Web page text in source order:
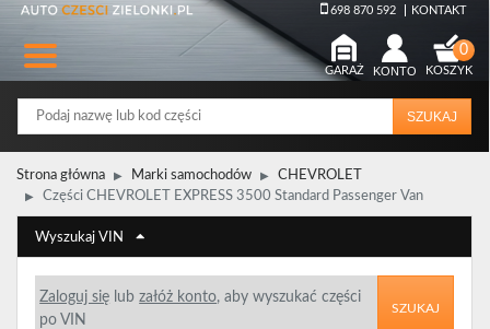
698 870 592 KONTAKT
GARAŻ KONTO KOSZYK
SZUKAJ
Strona główna Marki samochodów
CHEVROLET
Części CHEVROLET EXPRESS 3500 Standard Passenger Van
Wyszukaj VIN
Zaloguj się lub załóż konto, aby wyszukać części
po VIN
SZUKAJ